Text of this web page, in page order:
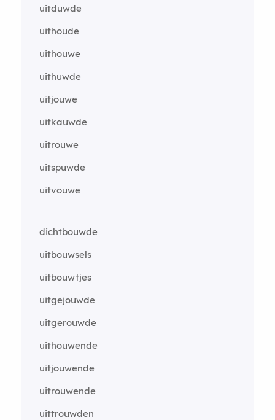
uitduwde
uithoude
uithouwe
uithuwde
uitjouwe
uitkauwde
uitrouwe
uitspuwde
uitvouwe
dichtbouwde
uitbouwsels
uitbouwtjes
uitgejouwde
uitgerouwde
uithouwende
uitjouwende
uitrouwende
uittrouwden